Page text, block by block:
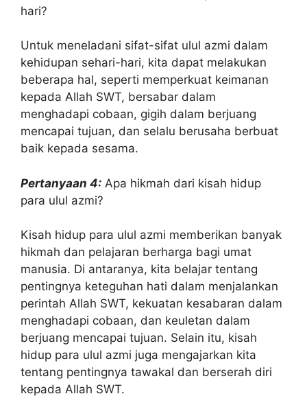
hari?
Untuk meneladani sifat-sifat ulul azmi dalam
kehidupan sehari-hari, kita dapat melakukan
beberapa hal, seperti memperkuat keimanan
kepada Allah SWT, bersabar dalam
menghadapi cobaan, gigih dalam berjuang
mencapai tujuan, dan selalu berusaha berbuat
baik kepada sesama.
Pertanyaan 4: Apa hikmah dari kisah hidup
para ulul azmi?
Kisah hidup para ulul azmi memberikan banyak
hikmah dan pelajaran berharga bagi umat
manusia. Di antaranya, kita belajar tentang
pentingnya keteguhan hati dalam menjalankan
perintah Allah SWT, kekuatan kesabaran dalam
menghadapi cobaan, dan keuletan dalam
berjuang mencapai tujuan. Selain itu, kisah
hidup para ulul azmi juga mengajarkan kita
tentang pentingnya tawakal dan berserah diri
kepada Allah SWT.